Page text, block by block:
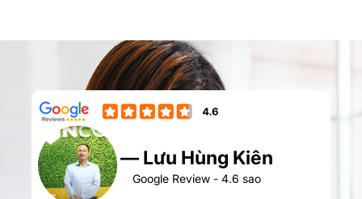
— Nguyễn
Google Review -